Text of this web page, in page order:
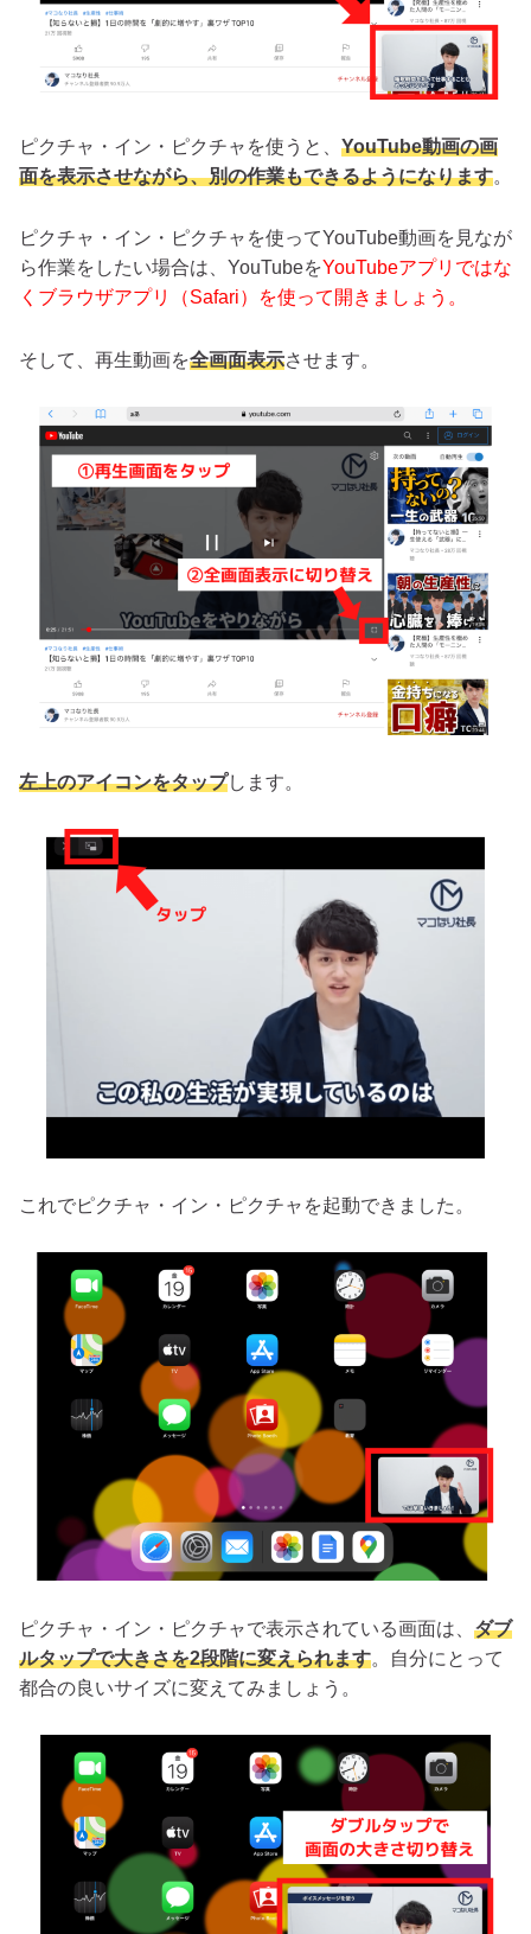
ピクチャ・イン・ピクチャを使うと、 YouTube動画の画
面を表示させながら、別の作業もできるようになります。
ピクチャ・イン・ピクチャを使ってYouTube動画を見なが
ら作業をしたい場合は、YouTubeをYouTubeアプリではな
くブラウザアプリ（Safari）を使って開きましょう。
そして、再生動画を全画面表示させます。
左上のアイコンをタップします。
これでピクチャ・イン・ピクチャを起動できました。
ピクチャ・イン・ピクチャで表示されている画面は、 ダブ
ルタップで大きさを2段階に変えられます。自分にとって
都合の良いサイズに変えてみましょう。